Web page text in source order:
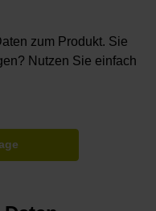
zum Produkt. Sie
Nutzen Sie einfach